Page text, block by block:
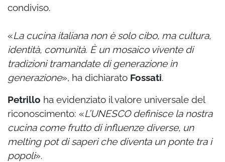
condiviso.
«La cucina italiana non è solo cibo, ma cultura,
identità, comunità. È un mosaico vivente di
tradizioni tramandate di generazione in
generazione», ha dichiarato Fossati.
Petrillo ha evidenziato il valore universale del
riconoscimento: «L’UNESCO definisce la nostra
cucina come frutto di influenze diverse, un
melting pot di saperi che diventa un ponte tra i
popoli».